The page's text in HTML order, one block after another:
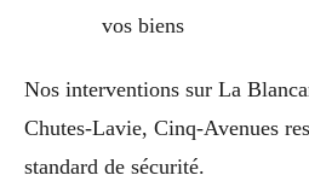
vos biens
Nos interventions sur La
Chutes-Lavie, Cinq-Avenues
standard de sécurité.